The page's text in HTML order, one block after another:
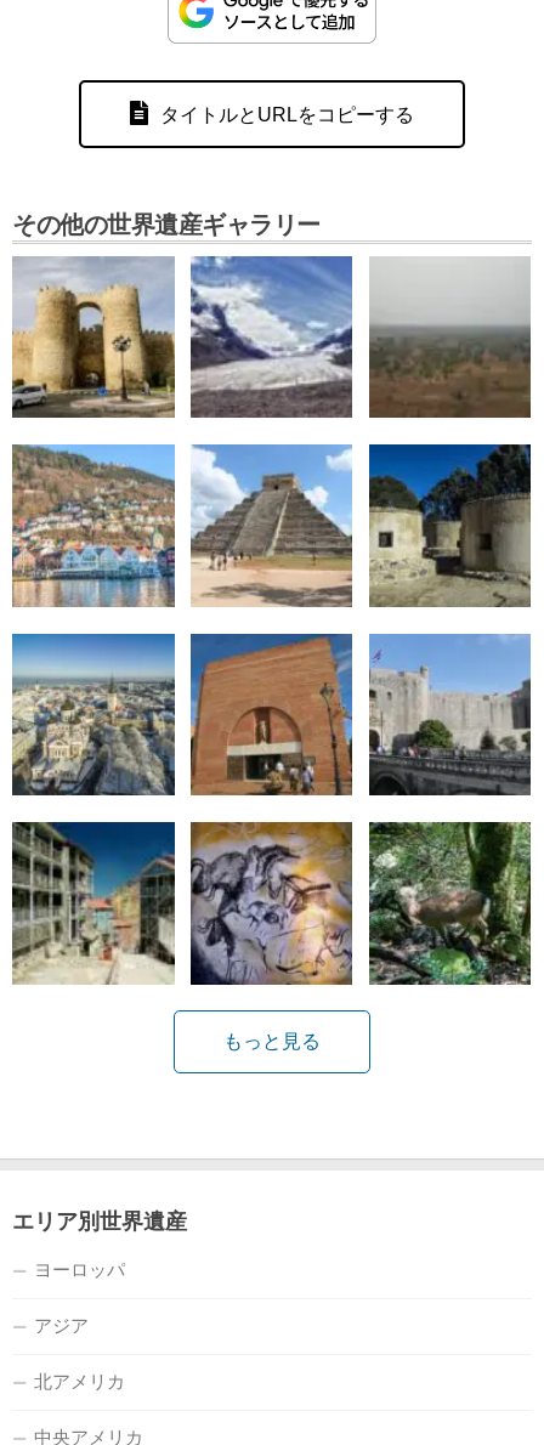
タイトルとURLをコピーする
その他の世界遺産ギャラリー
もっと見る
エリア別世界遺産
ヨーロッパ
アジア
北アメリカ
中央アメリカ